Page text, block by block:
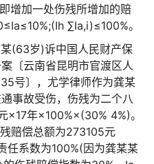
增加一处伤残所增加的赔
∑Ia,i)≤100%。
(63岁)诉中国人民财产保
〔云南省昆明市官渡区人
号〕，尤学律师作为龚某
事故受伤，伤残为二个八
×17年×100%×(30% 4%)。
赔偿总额为273105元
任系数为100%(因为龚某某